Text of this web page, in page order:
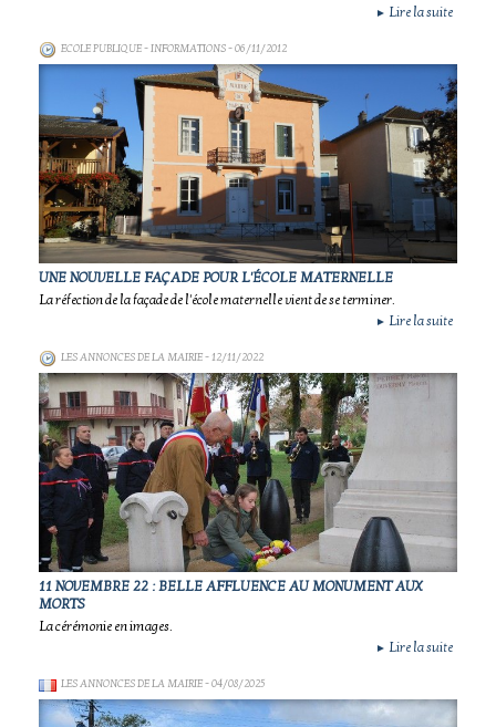
► Lire la suite
ECOLE PUBLIQUE - INFORMATIONS- 06/11/2012
UNE NOUVELLE FAÇADE POUR L'ÉCOLE MATERNELLE
La réfection de la façade de l'école maternelle vient de se terminer.
► Lire la suite
LES ANNONCES DE LA MAIRIE- 12/11/2022
11 NOVEMBRE 22 : BELLE AFFLUENCE AU MONUMENT AUX
MORTS
La cérémonie en images.
► Lire la suite
LES ANNONCES DE LA MAIRIE- 04/08/2025